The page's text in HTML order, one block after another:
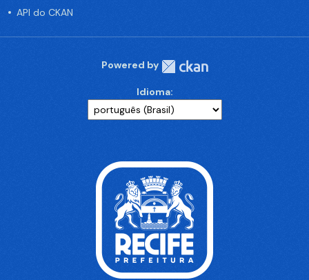
API do CKAN
Powered by
Idioma